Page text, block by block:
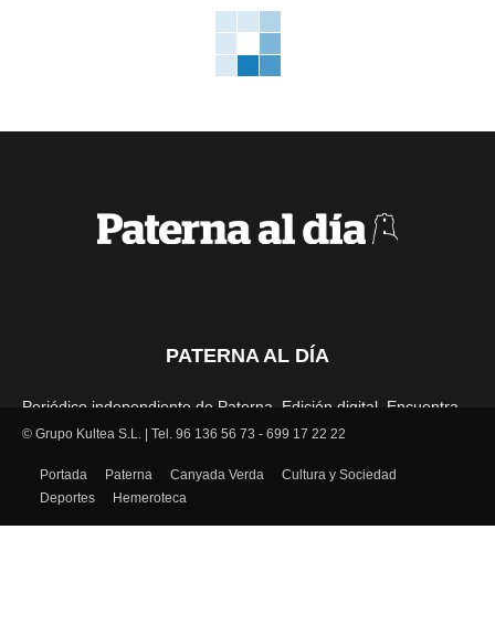
PATERNA AL DÍA
Periódico independiente de Paterna. Edición digital. Encuentra
cada mes en tu punto habitual nuestra edición impresa. Más de
© Grupo Kultea S.L. | Tel. 96 136 56 73 - 699 17 22 22
Portada Paterna Canyada Verda
Cultura y Sociedad
Deportes
Hemeroteca